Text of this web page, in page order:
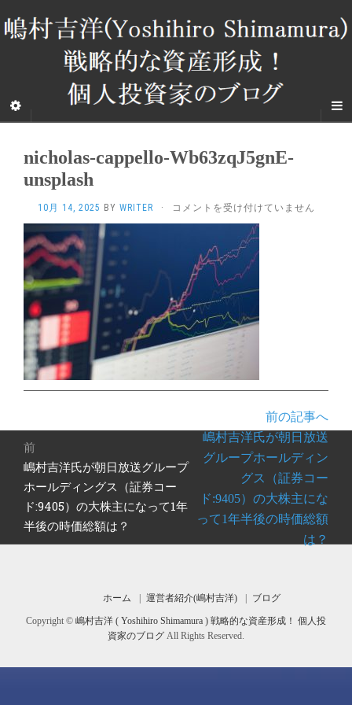
nicholas-cappello-Wb63zqJ5gnE-
unsplash
10月 14, 2025 BY WRITER ·
NICHOLAS-
CAPPELLO-
UNSPLASH
コメントを受け付けていません
前の記事へ
嶋村吉洋氏が朝日放送
グループホールディン
グス（証券コー
ド:9405）の大株主にな
って1年半後の時価総額
は？
前
前
の
投
稿:
嶋村吉洋氏が朝日放送グループ
ホールディングス（証券コー
ド:9405）の大株主になって1年
半後の時価総額は？
ホーム 運営者紹介(嶋村吉洋) ブログ
Copyright © 嶋村吉洋 ( Yoshihiro Shimamura ) 戦略的な資産形成！ 個人投
資家のブログ All Rights Reserved.